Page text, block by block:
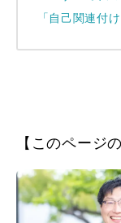
「自己関連付け
【このページ